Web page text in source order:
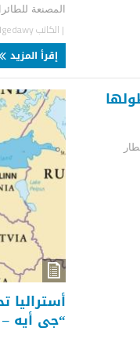
المصنعة للطائرا ...
Ashraf elgedawy
“جى أيه – 8”